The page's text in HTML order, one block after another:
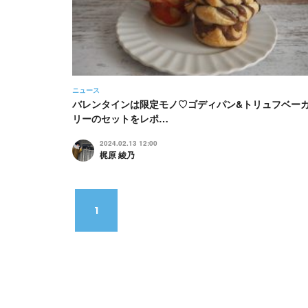
ニュース
バレンタインは限定モノ♡ゴディパン&トリュフベー
リーのセットをレポ…
2024.02.13 12:00
梶原 綾乃
1